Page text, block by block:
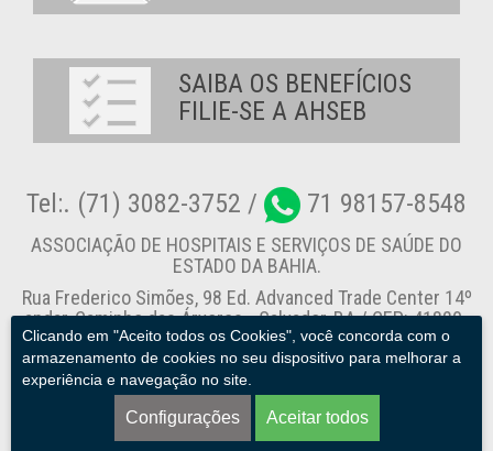
Clicando em "Aceito todos os Cookies", você concorda com o
armazenamento de cookies no seu dispositivo para melhorar a
experiência e navegação no site.
Configurações Aceitar todos
SAIBA OS BENEFÍCIOS
FILIE-SE A AHSEB
Tel:. (71) 3082-3752 / 71 98157-8548
ASSOCIAÇÃO DE HOSPITAIS E SERVIÇOS DE SAÚDE DO
ESTADO DA BAHIA.
Rua Frederico Simões, 98 Ed. Advanced Trade Center 14º
andar, Caminho das Árvores - Salvador-BA / CEP: 41820-
774
Canal de Denúncia
AHSEB. © 2013 - 2026. Todos os direitos reservados.